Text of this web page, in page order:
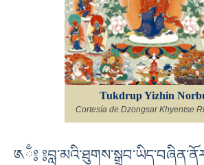
Tukdrup Yizhin
Cortesía de Dzongsar Khyentse
༁ྃ༔